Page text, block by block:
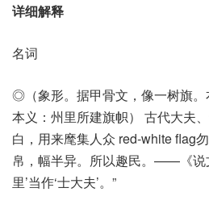
详细解释
名词
◎（象形。据甲骨文，像一树旗。
本义：州里所建旗帜） 古代大夫
白，用来麾集人众 red-white flag
帛，幅半异。所以趣民。——《说
里’当作‘士大夫’。”